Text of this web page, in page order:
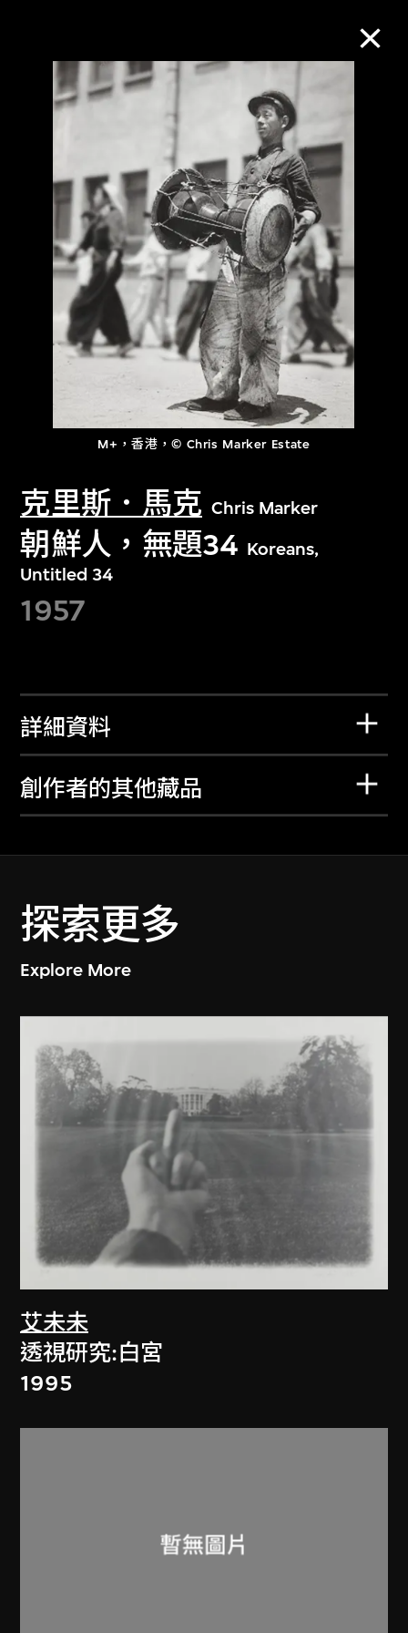
M+，香港，© Chris Marker Estate
克里斯．馬克 Chris Marker
朝鮮人，無題34 Koreans,
Untitled 34
1957
詳細資料
創作者的其他藏品
探索更多
Explore More
艾未未
透視研究:白宮
1995
M+藏品
進一步篩選
關於M+藏品
探索世界頂級的二十及二十一世紀視覺
文化藏品。